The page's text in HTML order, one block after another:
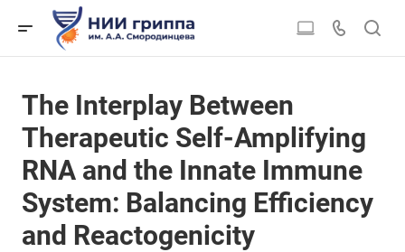
The Interplay Between
Therapeutic Self-Amplifying
RNA and the Innate Immune
System: Balancing Efficiency
and Reactogenicity